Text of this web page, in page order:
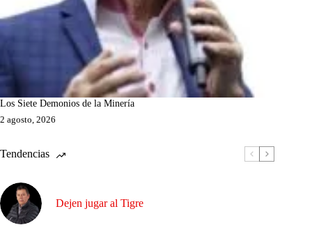
Los Siete Demonios de la Minería
2 agosto, 2026
Tendencias
Dejen jugar al Tigre